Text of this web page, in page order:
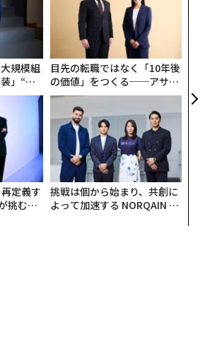
規模組
」“使
業へ【N
】
目先の転職ではなく「10年後
の価値」をつくる──アサイ
ンの長期伴走型支援とは
定義す
挑むス
挑戦は個から始まり、共創に
よって加速する NORQAIN JA